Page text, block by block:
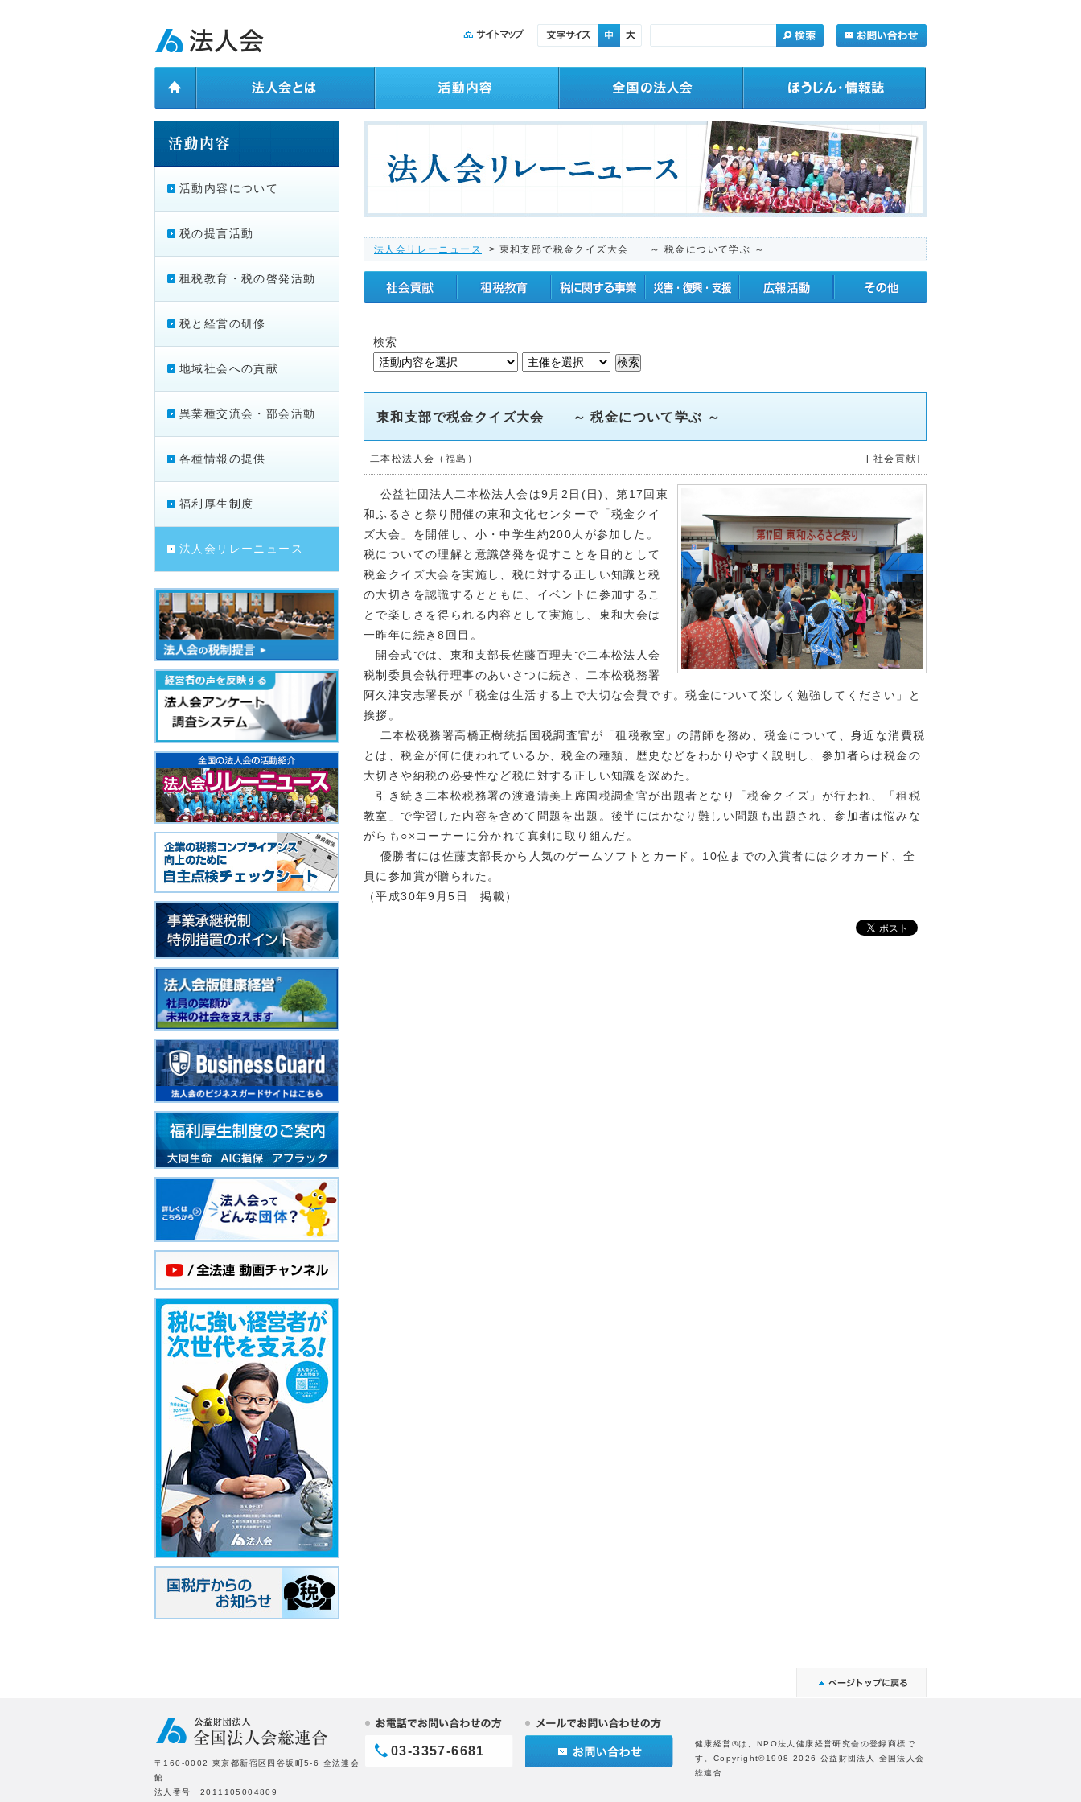
法人会リレーニュース > 東和支部で税金クイズ大会 ～ 税金について学ぶ ～
社会貢献 租税教育 税に関する事業 震災復興支援・応援広報活動 その他
検索
東和支部で税金クイズ大会 ～ 税金について学ぶ ～
二本松法人会（福島） [ 社会貢献]
公益社団法人二本松法人会は9月2日(日)、第17回東
和ふるさと祭り開催の東和文化センターで「税金クイ
ズ大会」を開催し、小・中学生約200人が参加した。
税についての理解と意識啓発を促すことを目的として
税金クイズ大会を実施し、税に対する正しい知識と税
の大切さを認識するとともに、イベントに参加するこ
とで楽しさを得られる内容として実施し、東和大会は
一昨年に続き8回目。
開会式では、東和支部長佐藤百理夫で二本松法人会
税制委員会執行理事のあいさつに続き、二本松税務署
阿久津安志署長が「税金は生活する上で大切な会費です。税金について楽しく勉強してください」と
挨拶。
二本松税務署高橋正樹統括国税調査官が「租税教室」の講師を務め、税金について、身近な消費税
とは、税金が何に使われているか、税金の種類、歴史などをわかりやすく説明し、参加者らは税金の
大切さや納税の必要性など税に対する正しい知識を深めた。
引き続き二本松税務署の渡邉清美上席国税調査官が出題者となり「税金クイズ」が行われ、「租税
教室」で学習した内容を含めて問題を出題。後半にはかなり難しい問題も出題され、参加者は悩みな
がらも○×コーナーに分かれて真剣に取り組んだ。
優勝者には佐藤支部長から人気のゲームソフトとカード。10位までの入賞者にはクオカード、全
員に参加賞が贈られた。
（平成30年9月5日 掲載）
活動内容について
税の提言活動
租税教育・税の啓発活動
税と経営の研修
地域社会への貢献
異業種交流会・部会活動
各種情報の提供
福利厚生制度
法人会リレーニュース
〒160-0002 東京都新宿区四谷坂町5-6 全法連会
館
法人番号 2011105004809
03-3357-6681
健康経営®は、NPO法人健康経営研究会の登録商標で
す。Copyright©1998-2026 公益財団法人 全国法人会
総連合